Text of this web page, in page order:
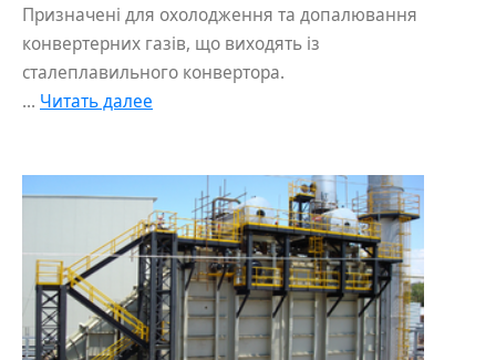
Призначені для охолодження та допалювання
конвертерних газів, що виходять із
сталеплавильного конвертора.
... Читать далее